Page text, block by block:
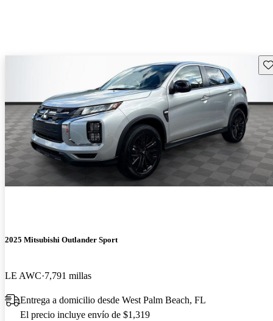
2025 Mitsubishi Outlander Sport
LE AWC 7,791 millas
Entrega a domicilio desde West Palm Beach, FL
El precio incluye envío de $1,319